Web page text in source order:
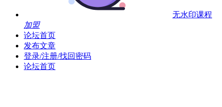
无水印课程
加盟
论坛首页
发布文章
登录/注册/找回密码
论坛首页